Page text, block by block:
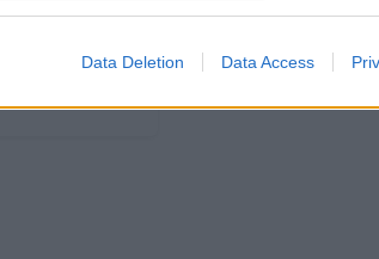
Data Deletion Data Access